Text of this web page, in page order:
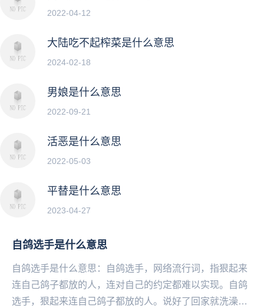
2022-04-12
大陆吃不起榨菜是什么意思
2024-02-18
男娘是什么意思
2022-09-21
活恶是什么意思
2022-05-03
平替是什么意思
2023-04-27
自鸽选手是什么意思
自鸽选手是什么意思：自鸽选手，网络流行词，指狠起来
连自己鸽子都放的人，连对自己的约定都难以实现。自鸽
选手，狠起来连自己鸽子都放的人。说好了回家就洗澡